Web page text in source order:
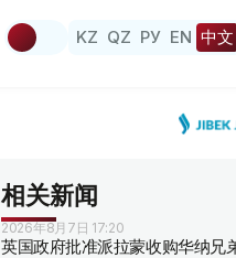
KZ QZ РУ EN 中文
相关新闻
2026年8月7日 17:20
英国政府批准派拉蒙收购华纳兄